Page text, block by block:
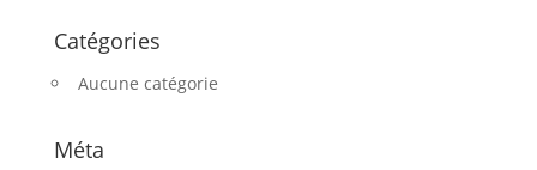
Catégories
Aucune catégorie
Méta